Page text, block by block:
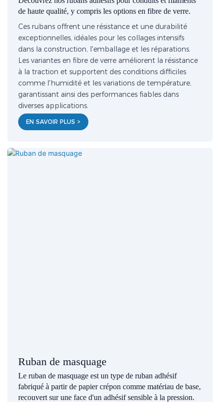
de haute qualité, y compris les options en fibre de verre.
Ces rubans offrent une résistance et une durabilité
exceptionnelles, idéales pour les collages intensifs
dans la construction, l'emballage et les réparations.
Les variantes en fibre de verre améliorent la résistance
à la traction et supportent des conditions difficiles
comme l'humidité et les variations de température,
garantissant ainsi des performances fiables dans
diverses applications.
EN SAVOIR PLUS >
Ruban de masquage
Le ruban de masquage est un type de ruban adhésif
fabriqué à partir de papier crépon comme matériau de base,
recouvert sur une face d'un adhésif sensible à la pression.